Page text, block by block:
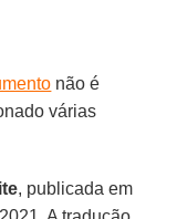
não é
várias
, publicada em